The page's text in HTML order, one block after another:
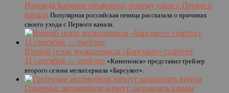
Надежда Бабкина объяснила, почему ушла с Первого
канала Популярная российская певица рассказала о причинах
своего ухода с Первого канала.
Второй сезон мультсериала «Барсукот» стартует
11 сентября — трейлер «Кинопоиск» представил трейлер
второго сезона мультсериала «Барсукот».
Гоночные автомобили начнут заправлять вином